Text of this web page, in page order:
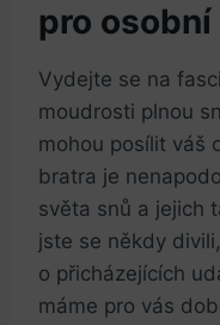
pro
Vydejte se na⁣
moudrosti ⁢plnou
mohou posílit váš
bratra je
světa snů‍ a jejich
jste‍ se někdy
o přicházejících
máme pro vás